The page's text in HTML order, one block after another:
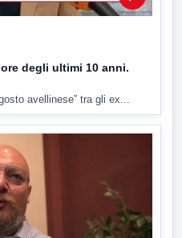
degli ultimi 10 anni.
avellinese” tra gli ex...